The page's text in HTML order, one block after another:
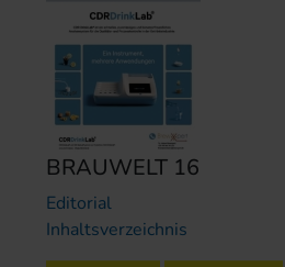
BRAUWELT 16
Editorial
Inhaltsverzeichnis